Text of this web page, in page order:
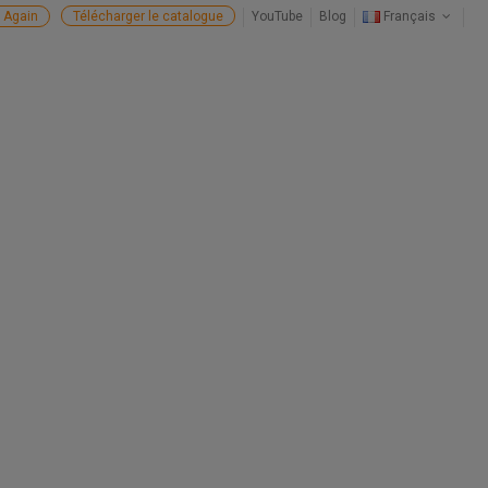
Français
Blog
YouTube
Télécharger le catalogue
Again